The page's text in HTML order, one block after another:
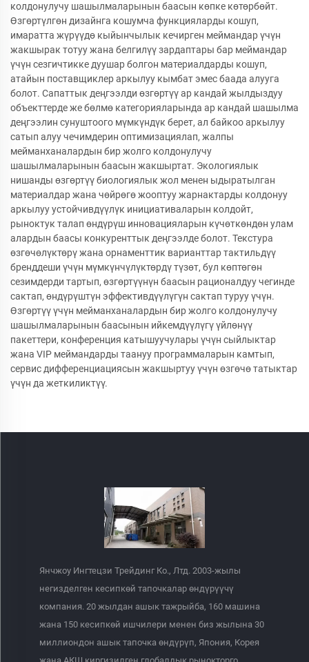
колдонулучу шашылмаларынын баасын көпке көтөрбөйт.
Өзгөртүлгөн дизайнга кошумча функцияларды кошуп,
имаратта жүрүүдө кыйынчылык кечирген меймандар үчүн
жакшырак тотуу жана белгилүү зардаптары бар меймандар
үчүн сезгичтикке дуушар болгон материалдарды кошуп,
атайын поставщиклер аркылуу кымбат эмес баада алууга
болот. Сапаттык деңгээлди өзгөртүү ар кандай жылдыздуу
объекттерде же бөлмө категорияларында ар кандай шашылма
деңгээлин сунуштоого мүмкүндүк берет, ал байкоо аркылуу
сатып алуу чечимдерин оптимизациялап, жалпы
мейманханалардын бир жолго колдонулучу
шашылмаларынын баасын жакшыртат. Экологиялык
нишанды өзгөртүү биологиялык жол менен ыдыратылган
материалдар жана чөйрөгө жооптуу жарнактарды колдонуу
аркылуу устойчивдүүлүк инициативаларын колдойт,
рыноктук талап өндүрүш инновацияларын күчөткөндөн улам
алардын баасы конкуренттык деңгээлде болот. Текстура
өзгөчөлүктөрү жана орнаменттик варианттар тактильдүү
бренддеши үчүн мүмкүнчүлүктөрдү түзөт, бул көптөгөн
сезимдерди тартып, өзгөртүүнүн баасын рационалдуу чегинде
сактап, өндүрүштүн эффективдүүлүгүн сактап туруу үчүн.
Өзгөртүү үчүн мейманханалардын бир жолго колдонулучу
шашылмаларынын баасынын ийкемдүүлүгү үйлөнүү
пакеттери, конференция катышуучулары үчүн сыйлыктар
жана VIP меймандарды таануу программаларын камтып,
сервис дифференциациясын жакшыртуу үчүн өзгөчө татыктар
үчүн да жеткиликтүү.
Янчжоу Ингтецзи Трейдинг Ко., Лтд. 2003-жылы
негизделген кесипкөй тапочкалар өндүрүүчү
компания. 20 жылдан ашык тажрыйба, 160 машина
жана 150 кесипкөй ишчилери менен биз жылына 30
миллиондон ашык тапочка өндүрүп, Япония, Корея